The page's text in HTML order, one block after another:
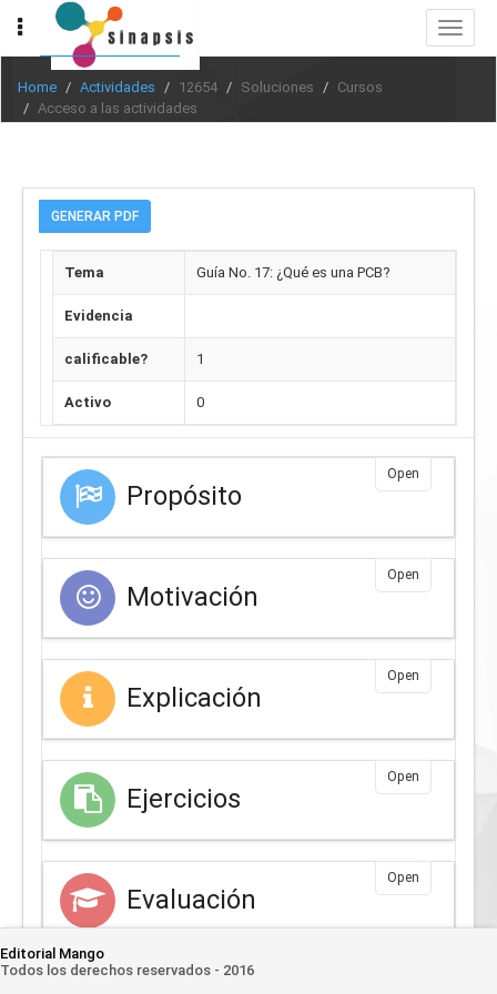
Toggle
Home Actividades 12654 Soluciones
Cursos
Acceso a las actividades
GENERAR PDF
Tema Guía No. 17: ¿Qué es una PCB?
Evidencia
calificable? 1
Activo 0
Propósito
Open
Motivación
Open
Explicación
Open
Ejercicios
Open
Evaluación
Open
Editorial Mango
Todos los derechos reservados - 2016